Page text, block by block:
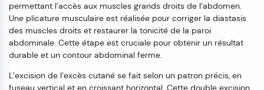
permettant l’accès aux muscles grands droits de l’abdomen.
Une plicature musculaire est réalisée pour corriger la diastasis
des muscles droits et restaurer la tonicité de la paroi
abdominale. Cette étape est cruciale pour obtenir un résultat
durable et un contour abdominal ferme.
L’excision de l’excès cutané se fait selon un patron précis, en
fuseau vertical et en croissant horizontal. Cette double excision